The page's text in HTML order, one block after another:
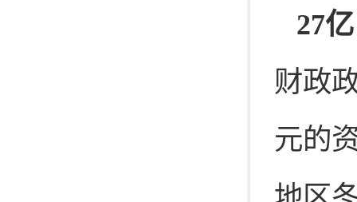
27
财政
元的